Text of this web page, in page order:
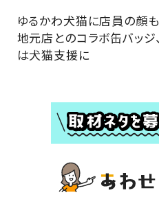
ゆるかわ犬猫に店員の顔
地元店とのコラボ缶バッジ
は犬猫支援に